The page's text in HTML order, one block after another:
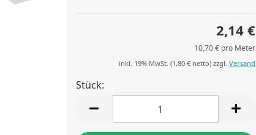
2,14 €
10,70 € pro Meter
inkl. 19% MwSt. (1,80 € netto) zzgl. Versand
Stück:
Stück